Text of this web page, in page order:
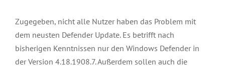
Zugegeben, nicht alle Nutzer haben das Problem mit
dem neusten Defender Update. Es betrifft nach
bisherigen Kenntnissen nur den Windows Defender in
der Version 4.18.1908.7. Außerdem sollen auch die